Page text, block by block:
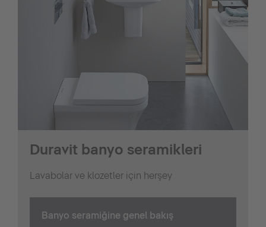
Duravit banyo seramikleri
Lavabolar ve klozetler için herşey
Banyo seramiğine genel bakış